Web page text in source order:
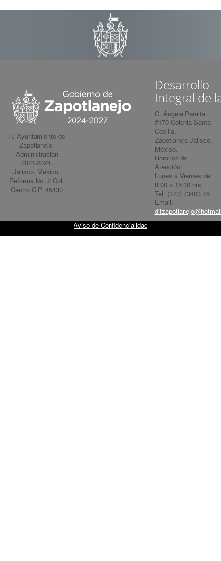
H. Ayuntamiento de
Zapotlanejo.
Administración
2021-2024,
Jalisco, México.
Reforma No. 2 Col.
Centro C.P. 45430
Desarrollo
Integral de
C. Ángela Peralta
#170 Colonia Santa
Cecilia.
Zapotlanejo Jalisco,
México.
Horarios de
Atención:
Lunes a Viernes de
8:00 a 15:00 hrs.
Tel: (373) 73403 45
Email:
Aviso de Confidencialidad